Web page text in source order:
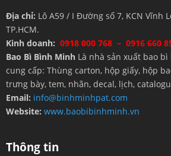
Địa chỉ: Lô A59 / I Đường số 7, KCN Vĩnh
TP.HCM.
Kinh doanh: 0918 000 768 – 0916 660
Bao Bì Bình Minh Là nhà sản xuất bao
cung cấp: Thùng carton, hộp giấy, hộp
trưng bày, tem, nhãn, decal, lịch,
Email: info@binhminhpat.com
Website: www.baobibinhminh.vn
Thông tin